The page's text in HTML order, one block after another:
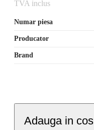
TVA inclus
Numar piesa
Producator
Brand
Adauga in cos